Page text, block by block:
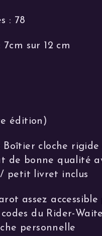
: 78
sur 12 cm
édition)
cloche rigide
de bonne qualité
petit livret inclus
assez
du Rider-
personnelle